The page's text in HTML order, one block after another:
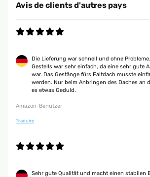
Avis de clients d'autres pays
Die Lieferung war schnell und ohne
Gestells war sehr einfach, da eine sehr gute
war. Das Gestänge fürs Faltdach musste
werden. Nur beim Anbringen des Daches an
es etwas Geduld.
Amazon-Benutzer
Traduire
Sehr gute Qualität und macht einen stabilen